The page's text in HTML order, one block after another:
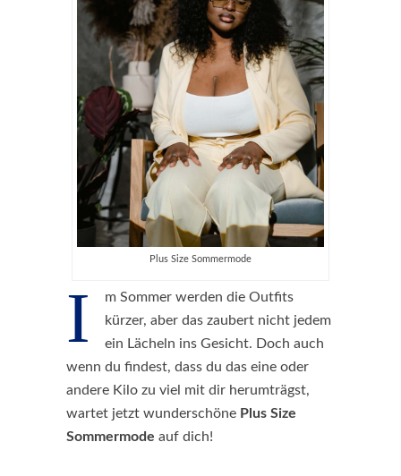
Plus Size Sommermode
I
m Sommer werden die Outfits
kürzer, aber das zaubert nicht jedem
ein Lächeln ins Gesicht. Doch auch
wenn du findest, dass du das eine oder
andere Kilo zu viel mit dir herumträgst,
wartet jetzt wunderschöne Plus Size
Sommermode auf dich!